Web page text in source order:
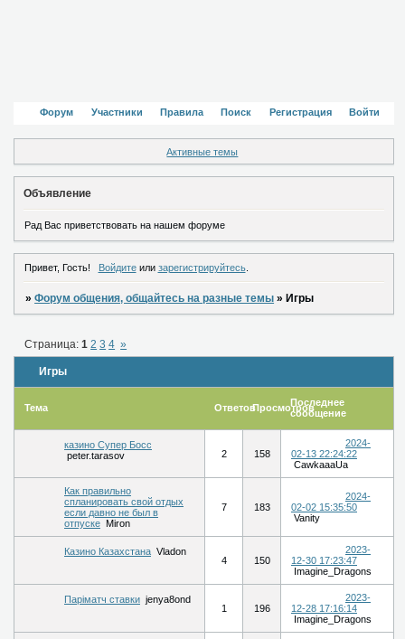
Форум Участники Правила Поиск Регистрация Войти
Активные темы
Объявление
Рад Вас приветствовать на нашем форуме
Привет, Гость! Войдитеили зарегистрируйтесь.
»Форум общения, общайтесь на разные темы »Игры
Игры
Страница:1 2 3 4 »
Тема ОтветовПросмотровПоследнее
сообщение
казино Супер Босс
peter.tarasov
2 158
2024-
02-13 22:24:22
CawkaaaUa
Как правильно
спланировать свой отдых
если давно не был в
отпуске Miron
7 183
2024-
02-02 15:35:50
Vanity
Казино Казахстана Vladon
4
150
2023-
12-30 17:23:47
Imagine_Dragons
Паріматч ставки jenya8ond
1
196
2023-
12-28 17:16:14
Imagine_Dragons